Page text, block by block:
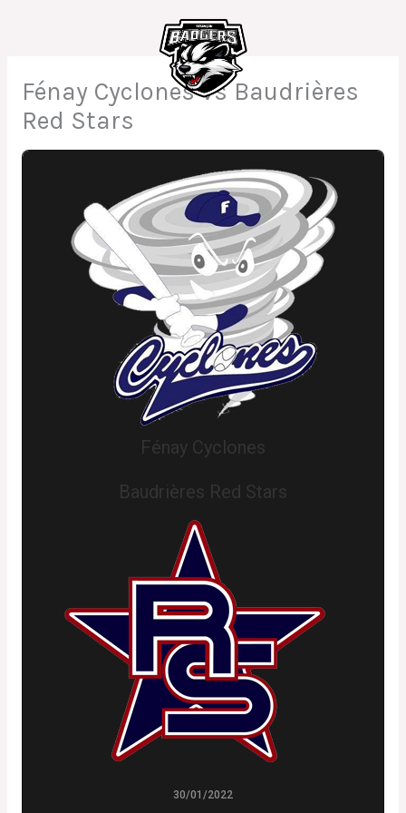
Fénay Cyclones vs Baudrières
Red Stars
Fénay Cyclones
Baudrières Red Stars
30/01/2022